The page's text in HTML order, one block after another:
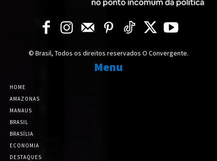
© Brasil, Todos os direitos reservados O Convergente.
Menu
HOME
AMAZONAS
MANAUS
BRASIL
BRASÍLIA
ECONOMIA
DESTAQUES